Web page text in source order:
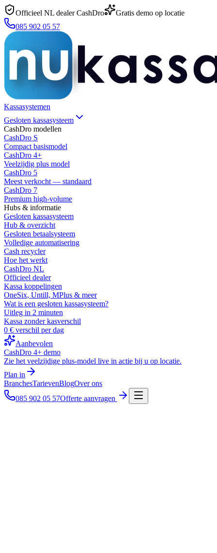
Officieel NL dealer CashDro
Gratis demo op locatie
085 902 05 57
Kassasystemen
Gesloten kassasysteem
CashDro modellen
CashDro S
Compact basismodel
CashDro 4+
Veelzijdig plus model
CashDro 5
Meest verkocht — standaard
CashDro 7
Premium high-volume
Hubs & informatie
Gesloten kassasysteem
Hub & overzicht
Gesloten betaalsysteem
Volledige automatisering
Cash recycler
Hoe het werkt
CashDro NL
Officieel dealer
Kassa koppelingen
OneSix, Untill, MPlus & meer
Wat is een gesloten kassasysteem?
Uitleg in 2 minuten
Kassa zonder kasverschil
0 € verschil per dag
Aanbevolen
CashDro 4+ demo
Zie het veelzijdige plus-model live in actie bij u op locatie.
Plan in
BranchesTarievenBlogOver ons
085 902 05 57Offerte aanvragen